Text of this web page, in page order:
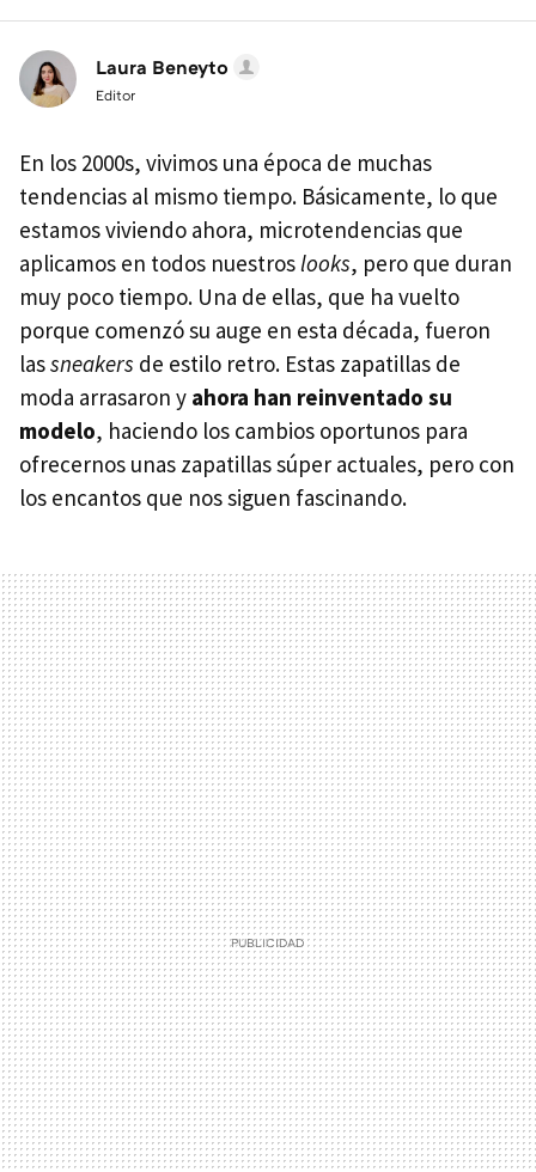
Laura Beneyto
Editor
En los 2000s, vivimos una época de muchas
tendencias al mismo tiempo. Básicamente, lo que
estamos viviendo ahora, microtendencias que
aplicamos en todos nuestroslooks, pero que duran
muy poco tiempo. Una de ellas, que ha vuelto
porque comenzó su auge en esta década, fueron
lassneakers de estilo retro. Estas zapatillas de
moda arrasaron y ahora han reinventado su
modelo, haciendo los cambios oportunos para
ofrecernos unas zapatillas súper actuales, pero con
los encantos que nos siguen fascinando.